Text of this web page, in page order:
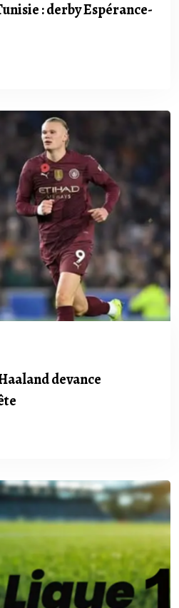
: derby Espérance-
devance